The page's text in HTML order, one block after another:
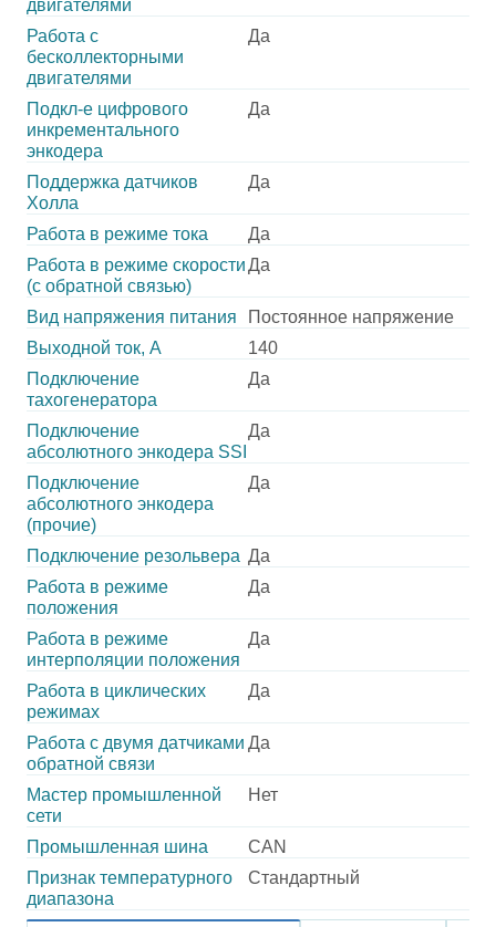
двигателями
Работа с
бесколлекторными
двигателями
Да
Подкл-е цифрового
инкрементального
энкодера
Да
Поддержка датчиков
Холла
Да
Работа в режиме тока
Да
Работа в режиме скорости
(с обратной связью)
Да
Вид напряжения питания
Постоянное напряжение
Выходной ток, А
140
Подключение
тахогенератора
Да
Подключение
абсолютного энкодера SSI
Да
Подключение
абсолютного энкодера
(прочие)
Да
Подключение резольвера Да
Работа в режиме
положения
Да
Работа в режиме
интерполяции положения
Да
Работа в циклических
режимах
Да
Работа с двумя датчиками
обратной связи
Да
Мастер промышленной
сети
Нет
Промышленная шина
CAN
Признак температурного
диапазона
Стандартный